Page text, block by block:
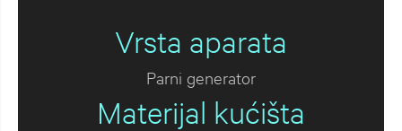
Vrsta aparata
Parni generator
Materijal kućišta